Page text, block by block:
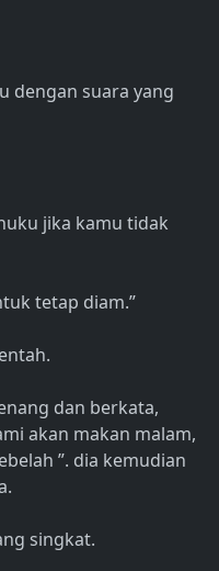
dengan suara yang
jika kamu tidak
tetap diam.”
dan berkata,
akan makan malam,
”. dia kemudian
singkat.